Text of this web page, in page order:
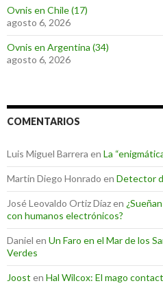
Ovnis en Chile (17)
agosto 6, 2026
Ovnis en Argentina (34)
agosto 6, 2026
COMENTARIOS
Luis Miguel Barrera en La
Martin Diego Honrado en Detector
José Leovaldo Ortiz Díazen
con humanos electrónicos?
Daniel en Un Faro en el Mar de los
Verdes
Joost en Hal Wilcox: El mago